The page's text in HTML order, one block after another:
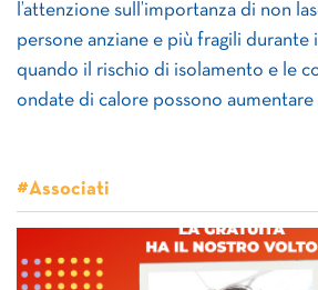
l’attenzione sull’importanza di non
persone anziane e più fragili durante
quando il rischio di isolamento e le
ondate di calore possono aumentare
#Associati